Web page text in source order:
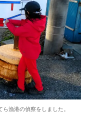
漁港の偵察をしました。